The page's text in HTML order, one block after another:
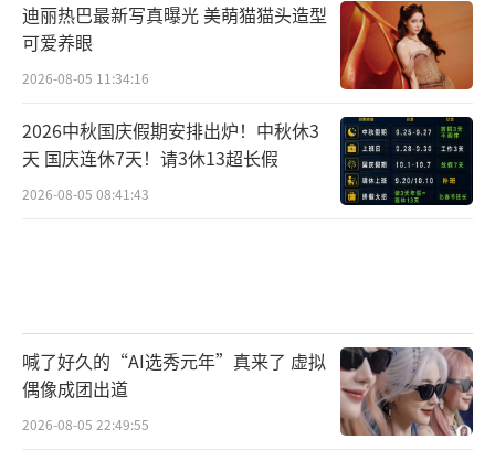
迪丽热巴最新写真曝光 美萌猫猫头造型
可爱养眼
2026-08-05 11:34:16
2026中秋国庆假期安排出炉！中秋休3
天 国庆连休7天！请3休13超长假
2026-08-05 08:41:43
喊了好久的“AI选秀元年”真来了 虚拟
偶像成团出道
2026-08-05 22:49:55